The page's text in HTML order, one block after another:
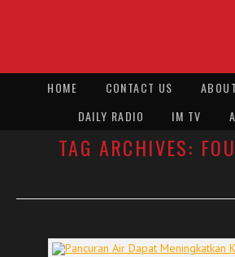
HOME CONTACT US ABOUT
DAILY RADIO
IM TV
TAG ARCHIVES: